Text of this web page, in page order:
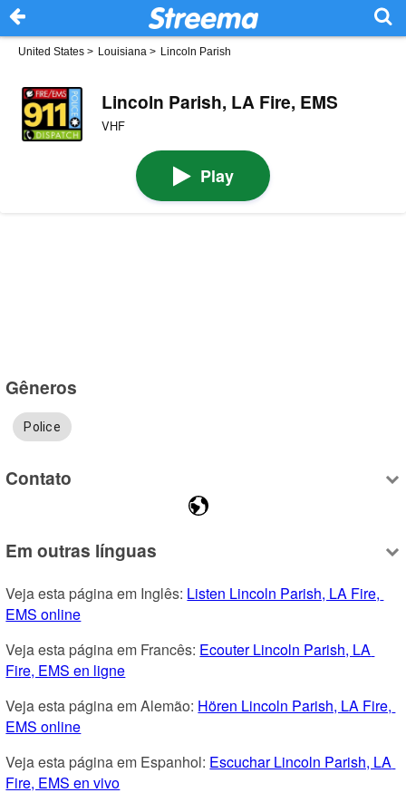
United States > Louisiana > Lincoln Parish
Lincoln Parish, LA Fire, EMS
VHF
Play
Gêneros
Police
Contato
Em outras línguas
Veja esta página em Inglês: Listen Lincoln Parish, LA Fire,
EMS online
Veja esta página em Francês: Ecouter Lincoln Parish, LA
Fire, EMS en ligne
Veja esta página em Alemão: Hören Lincoln Parish, LA Fire,
EMS online
Veja esta página em Espanhol: Escuchar Lincoln Parish, LA
Fire, EMS en vivo